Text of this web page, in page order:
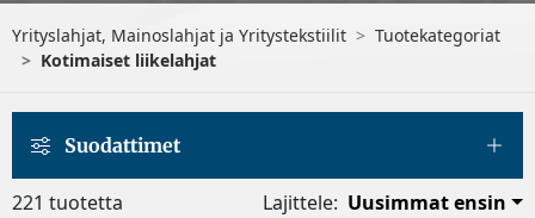
Yrityslahjat, Mainoslahjat ja Yritystekstiilit
Tuotekategoriat
Kotimaiset liikelahjat
Suodattimet
221 tuotetta Lajittele: Uusimmat ensin